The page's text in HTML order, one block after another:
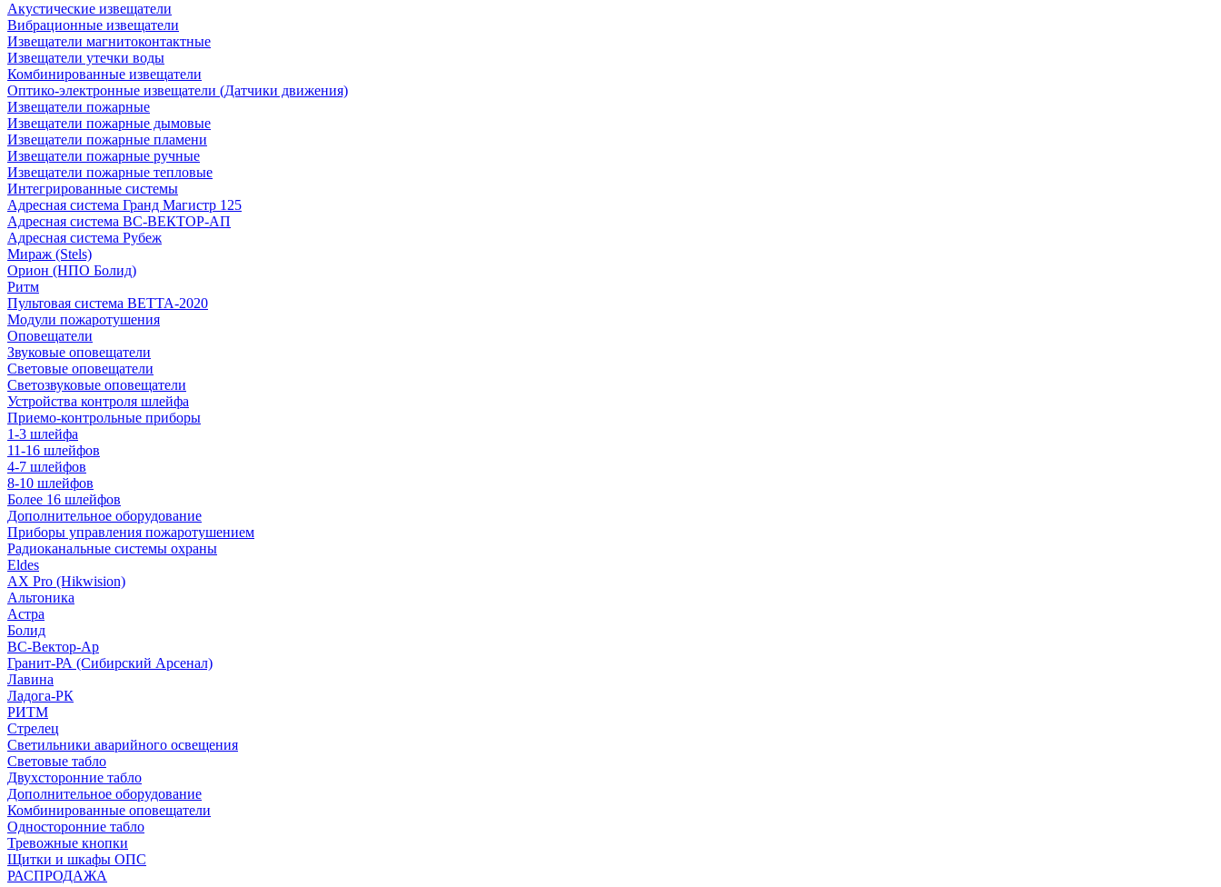
Акустические извещатели
Вибрационные извещатели
Извещатели магнитоконтактные
Извещатели утечки воды
Комбинированные извещатели
Оптико-электронные извещатели (Датчики движения)
Извещатели пожарные
Извещатели пожарные дымовые
Извещатели пожарные пламени
Извещатели пожарные ручные
Извещатели пожарные тепловые
Интегрированные системы
Адресная система Гранд Магистр 125
Адресная система ВС-ВЕКТОР-АП
Адресная система Рубеж
Мираж (Stels)
Орион (НПО Болид)
Ритм
Пультовая система ВЕТТА-2020
Модули пожаротушения
Оповещатели
Звуковые оповещатели
Световые оповещатели
Светозвуковые оповещатели
Устройства контроля шлейфа
Приемо-контрольные приборы
1-3 шлейфа
11-16 шлейфов
4-7 шлейфов
8-10 шлейфов
Более 16 шлейфов
Дополнительное оборудование
Приборы управления пожаротушением
Радиоканальные системы охраны
Eldes
AX Pro (Hikwision)
Альтоника
Астра
Болид
ВС-Вектор-Ар
Гранит-РА (Сибирский Арсенал)
Лавина
Ладога-РК
РИТМ
Стрелец
Светильники аварийного освещения
Световые табло
Двухсторонние табло
Дополнительное оборудование
Комбинированные оповещатели
Односторонние табло
Тревожные кнопки
Щитки и шкафы ОПС
РАСПРОДАЖА